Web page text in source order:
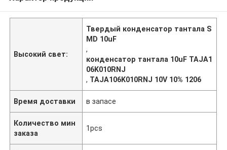
Высокий свет:
Твердый конденсатор тантала S
MD 10uF
,
конденсатор тантала 10uF TAJA1
06K010RNJ
, TAJA106K010RNJ 10V 10% 1206
Время доставки в запасе
Количество мин
заказа
1pcs